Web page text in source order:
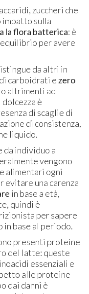
zuccheri che
impatto sulla
la flora batterica: è
per avere
da altri in
carboidrati e zero
altrimenti ad
è
di scaglie di
di consistenza,
liquido.
da individuo a
vengono
alimentari ogni
evitare una carenza
in base a età,
quindi è
per sapere
in base al periodo.
presenti proteine
del latte: queste
essenziali e
alle proteine
dai danni è